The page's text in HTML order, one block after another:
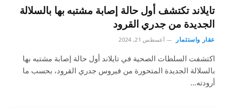
تايلاند تكتشف أول حالة إصابة مشتبه بها بالسلالة
الجديدة من جدري القرود
عقار واستثمار أغسطس 21, 2024
اكتشفت السلطات الصحية في تايلاند أول حالة إصابة مشتبه بها
بالسلالة الجديدة المتحورة من فيروس جدري القرود، بحسب ما
أرودته…